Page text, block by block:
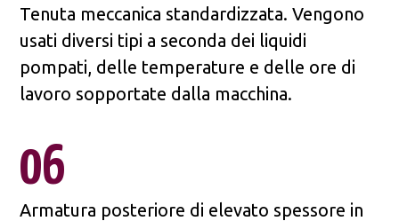
Tenuta meccanica standardizzata. Vengono
usati diversi tipi a seconda dei liquidi
pompati, delle temperature e delle ore di
lavoro sopportate dalla macchina.
06
Armatura posteriore di elevato spessore in